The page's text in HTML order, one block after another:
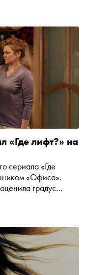
«Где лифт?» на
сериала «Где
«Офиса».
лифт